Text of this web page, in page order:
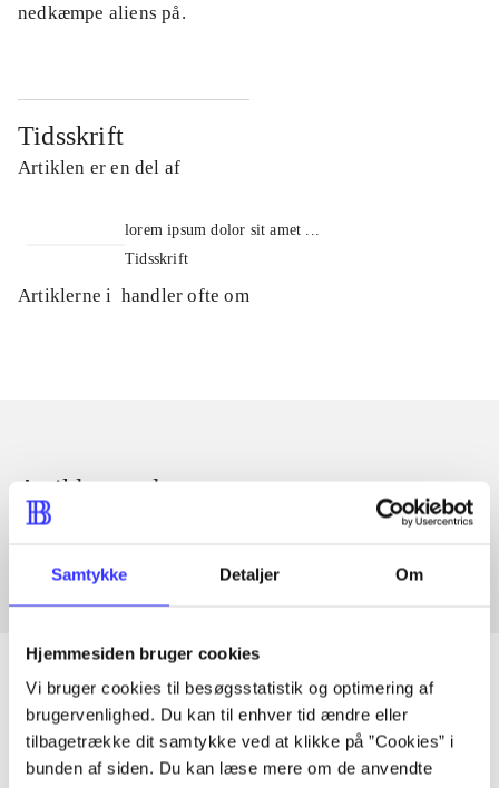
Samtykke Detaljer Om
Hjemmesiden bruger cookies
Vi bruger cookies til besøgsstatistik og optimering af
brugervenlighed. Du kan til enhver tid ændre eller
tilbagetrække dit samtykke ved at klikke på ”Cookies” i
bunden af siden. Du kan læse mere om de anvendte
nedkæmpe aliens på.
Tidsskrift
Artiklen er en del af
lorem ipsum dolor sit amet ...
Tidsskrift
Artiklerne i handler ofte om
Artikler med samme emner
Fra
Artikler
Alle registrerede artikler fordelt på udgivelser